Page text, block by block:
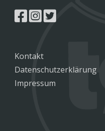
Kontakt
Datenschutzerklärung
Impressum